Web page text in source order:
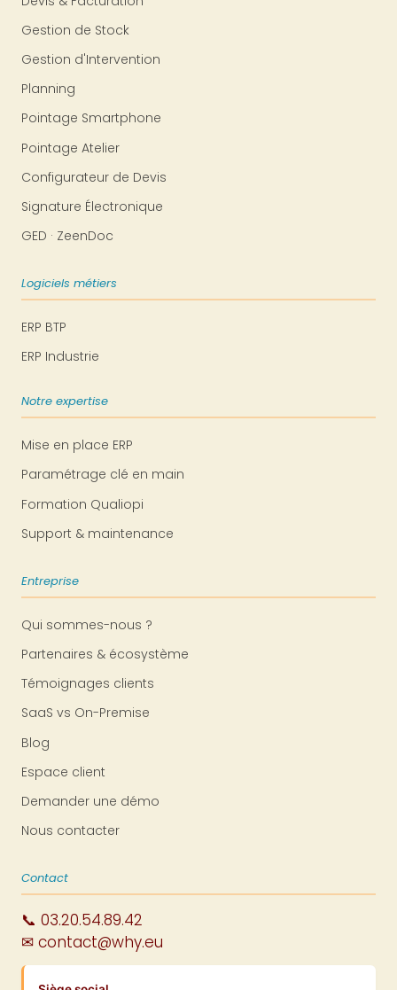
Gestion de Stock
Gestion d'Intervention
Planning
Pointage Smartphone
Pointage Atelier
Configurateur de Devis
Signature Électronique
GED · ZeenDoc
Logiciels métiers
ERP BTP
ERP Industrie
Notre expertise
Mise en place ERP
Paramétrage clé en main
Formation Qualiopi
Support & maintenance
Entreprise
Qui sommes-nous ?
Partenaires & écosystème
Témoignages clients
SaaS vs On-Premise
Blog
Espace client
Demander une démo
Nous contacter
Contact
📞 03.20.54.89.42
✉ contact@why.eu